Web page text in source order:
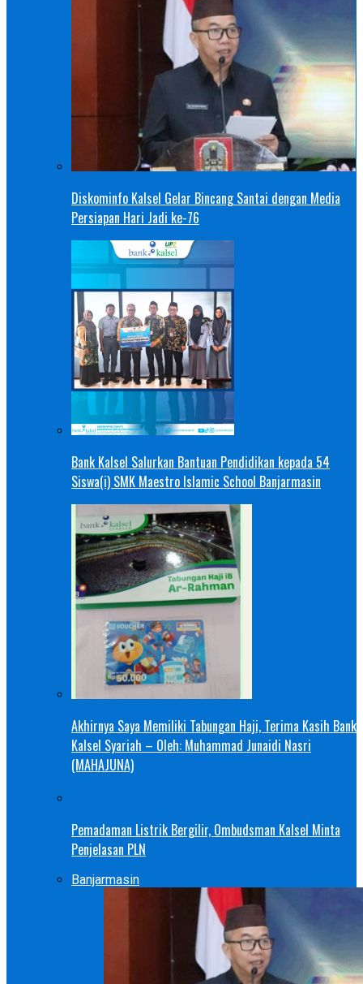
Diskominfo Kalsel Gelar Bincang Santai dengan Media
Persiapan Hari Jadi ke-76
Bank Kalsel Salurkan Bantuan Pendidikan kepada 54
Siswa(i) SMK Maestro Islamic School Banjarmasin
Akhirnya Saya Memiliki Tabungan Haji, Terima Kasih Bank
Kalsel Syariah – Oleh: Muhammad Junaidi Nasri
(MAHAJUNA)
Pemadaman Listrik Bergilir, Ombudsman Kalsel Minta
Penjelasan PLN
Banjarmasin